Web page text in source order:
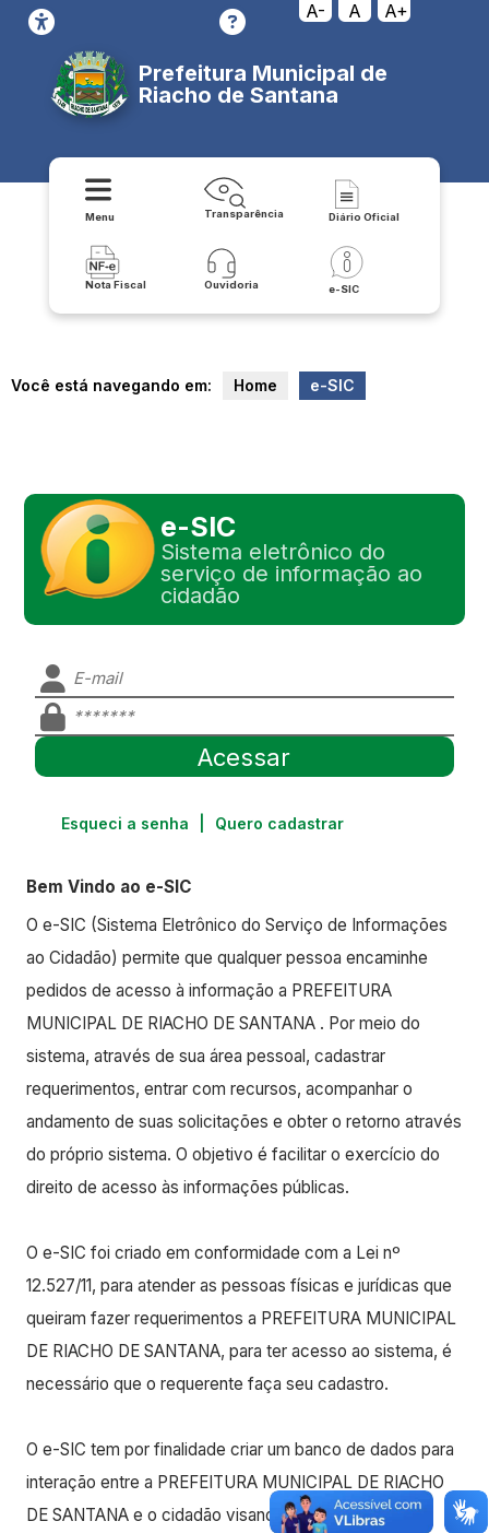
A- A A+
Prefeitura Municipal de
Riacho de Santana
Menu Transparência Diário Oficial
Nota Fiscal Ouvidoria e-SIC
Você está navegando em: Home e-SIC
e-SIC
Sistema eletrônico do
serviço de informação ao
cidadão
Esqueci a senha Quero cadastrar
Bem Vindo ao e-SIC
O e-SIC (Sistema Eletrônico do Serviço de Informações
ao Cidadão) permite que qualquer pessoa encaminhe
pedidos de acesso à informação a PREFEITURA
MUNICIPAL DE RIACHO DE SANTANA . Por meio do
sistema, através de sua área pessoal, cadastrar
requerimentos, entrar com recursos, acompanhar o
andamento de suas solicitações e obter o retorno através
do próprio sistema. O objetivo é facilitar o exercício do
direito de acesso às informações públicas.
O e-SIC foi criado em conformidade com a Lei nº
12.527/11, para atender as pessoas físicas e jurídicas que
queiram fazer requerimentos a PREFEITURA MUNICIPAL
DE RIACHO DE SANTANA, para ter acesso ao sistema, é
necessário que o requerente faça seu cadastro.
O e-SIC tem por finalidade criar um banco de dados para
interação entre a PREFEITURA MUNICIPAL DE RIACHO
DE SANTANA e o cidadão visando maiores